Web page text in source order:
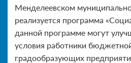
Менделеевском
реализуется программа
данной программе могут
условия работники
градообразующих